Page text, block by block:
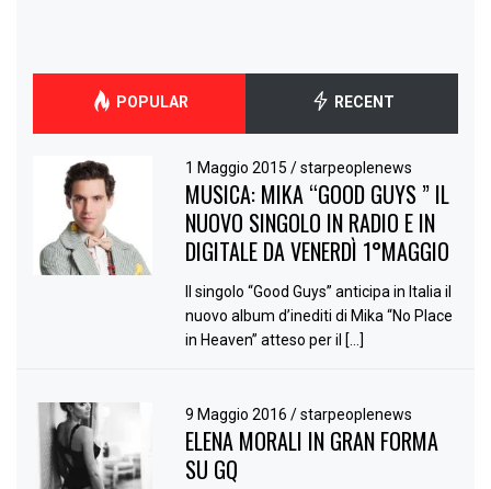
POPULAR RECENT
1 Maggio 2015/ starpeoplenews
MUSICA: MIKA “GOOD GUYS ” IL
NUOVO SINGOLO IN RADIO E IN
DIGITALE DA VENERDÌ 1°MAGGIO
Il singolo “Good Guys” anticipa in Italia il
nuovo album d’inediti di Mika “No Place
in Heaven” atteso per il […]
9 Maggio 2016/ starpeoplenews
ELENA MORALI IN GRAN FORMA
SU GQ